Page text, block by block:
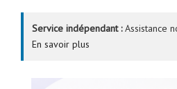
Service indépendant :Assistance
En savoir plus